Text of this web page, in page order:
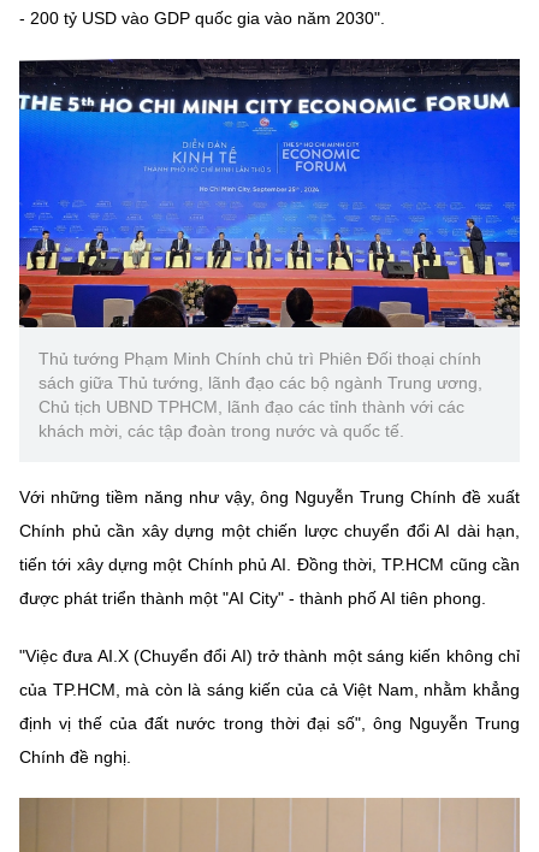
Tin địa phương
Sở hữu trí tuệ
Tiêu chuẩn, đo lường, chất lượng
Năng lượng nguyên tử
Ảnh
Voice
Nhiệm vụ trọng tâm
Vietnamese English
BỘ KHOA HỌC VÀ CÔNG NGHỆ
MINISTRY OF SCIENCE AND TECHNOLOGY
Điều khoản sử dụng Theo dõi MST: Góp ý
Cơ quan chủ quản: Bộ Khoa học và Công nghệ (MST)
Chịu trách nhiệm nội dung: Nguyễn Thị Hải Hằng
Giám đốc Trung tâm Truyền thông Khoa học và Công nghệ.
Địa chỉ: Ban Biên tập Cổng TTĐT - 18 Nguyễn Du, TP. Hà Nội
Email:stc@mst.gov.vn
©2026 Bản quyền thuộc Bộ Khoa Học và Công Nghệ
(Ghi rõ nguồn "https://mst.gov.vn" khi phát hành lại thông tin từ
website này)
- 200 tỷ USD vào GDP quốc gia vào năm 2030".
Thủ tướng Phạm Minh Chính chủ trì Phiên Đối thoại chính
sách giữa Thủ tướng, lãnh đạo các bộ ngành Trung ương,
Chủ tịch UBND TPHCM, lãnh đạo các tỉnh thành với các
khách mời, các tập đoàn trong nước và quốc tế.
Với những tiềm năng như vậy, ông Nguyễn Trung Chính đề xuất
Chính phủ cần xây dựng một chiến lược chuyển đổi AI dài hạn,
tiến tới xây dựng một Chính phủ AI. Đồng thời, TP.HCM cũng cần
được phát triển thành một "AI City" - thành phố AI tiên phong.
"Việc đưa AI.X (Chuyển đổi AI) trở thành một sáng kiến không chỉ
của TP.HCM, mà còn là sáng kiến của cả Việt Nam, nhằm khẳng
định vị thế của đất nước trong thời đại số", ông Nguyễn Trung
Chính đề nghị.